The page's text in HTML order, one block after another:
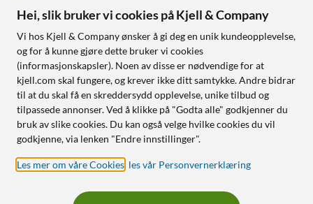
Følg oss
Handle fra:
Sverige
Norge
Hei, slik bruker vi cookies på Kjell & Company
Vi hos Kjell & Company ønsker å gi deg en unik kundeopplevelse,
og for å kunne gjøre dette bruker vi cookies
(informasjonskapsler). Noen av disse er nødvendige for at
kjell.com skal fungere, og krever ikke ditt samtykke. Andre bidrar
til at du skal få en skreddersydd opplevelse, unike tilbud og
tilpassede annonser. Ved å klikke på "Godta alle" godkjenner du
bruk av slike cookies. Du kan også velge hvilke cookies du vil
godkjenne, via lenken "Endre innstillinger".
Les mer om våre Cookies les vår Personvernerklæring